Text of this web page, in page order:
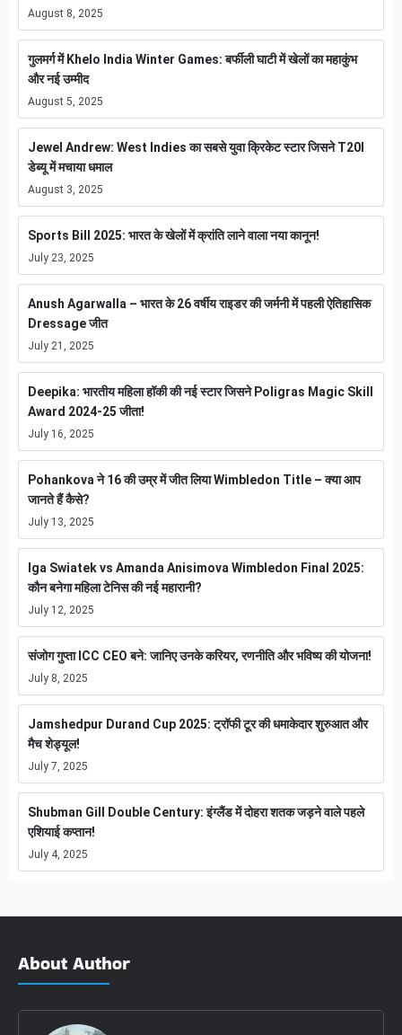
August 8, 2025
गुलमर्ग में Khelo India Winter Games: बर्फीली घाटी में खेलों का महाकुंभ
और नई उम्मीद
August 5, 2025
Jewel Andrew: West Indies का सबसे युवा क्रिकेट स्टार जिसने T20I
डेब्यू में मचाया धमाल
August 3, 2025
Sports Bill 2025: भारत के खेलों में क्रांति लाने वाला नया कानून!
July 23, 2025
Anush Agarwalla – भारत के 26 वर्षीय राइडर की जर्मनी में पहली ऐतिहासिक
Dressage जीत
July 21, 2025
Deepika: भारतीय महिला हॉकी की नई स्टार जिसने Poligras Magic Skill
Award 2024-25 जीता!
July 16, 2025
Pohankova ने 16 की उम्र में जीत लिया Wimbledon Title – क्या आप
जानते हैं कैसे?
July 13, 2025
Iga Swiatek vs Amanda Anisimova Wimbledon Final 2025:
कौन बनेगा महिला टेनिस की नई महारानी?
July 12, 2025
संजोग गुप्ता ICC CEO बने: जानिए उनके करियर, रणनीति और भविष्य की योजना!
July 8, 2025
Jamshedpur Durand Cup 2025: ट्रॉफी टूर की धमाकेदार शुरुआत और
मैच शेड्यूल!
July 7, 2025
Shubman Gill Double Century: इंग्लैंड में दोहरा शतक जड़ने वाले पहले
एशियाई कप्तान!
July 4, 2025
About Author